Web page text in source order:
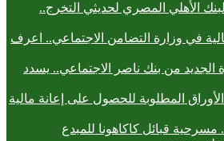
الأهلي المصري لحديثي التخرج..
خالية في وزارة التضامن الاجتماعي.. اعرف
من بنك ناصر الاجتماعي.. يسدد
المطلوبة للحصول على إعانة مالية
مسرحية قبائل كاكاهونا للمبدع